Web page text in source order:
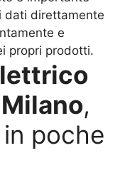
dati direttamente
e
propri prodotti.
,
poche